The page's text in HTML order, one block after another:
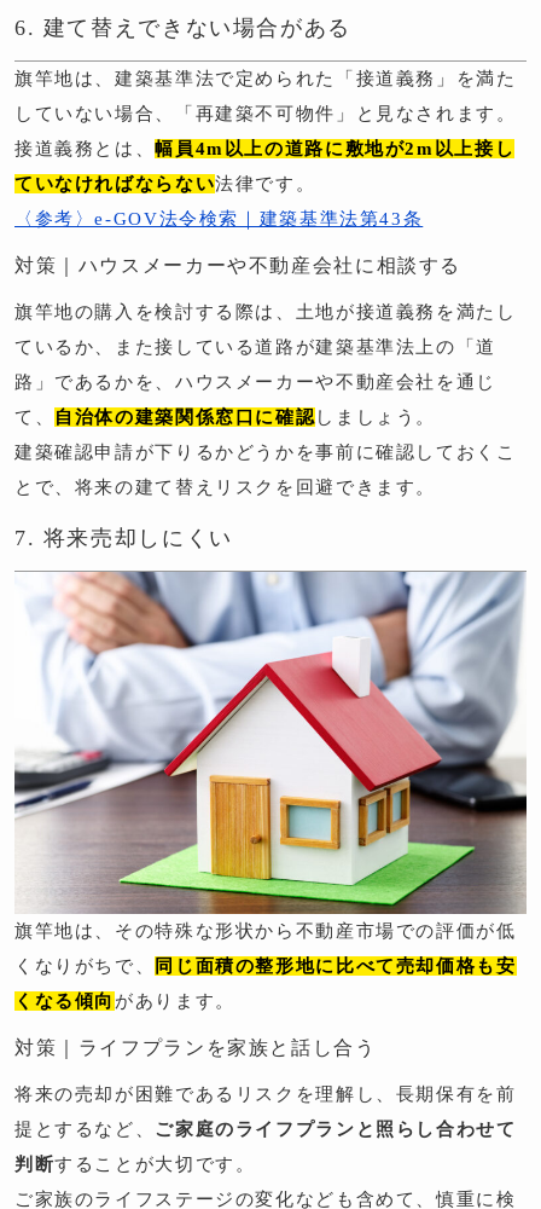
6. 建て替えできない場合がある
旗竿地は、建築基準法で定められた「接道義務」を満た
していない場合、「再建築不可物件」と見なされます。
接道義務とは、幅員4m以上の道路に敷地が2m以上接し
ていなければならない法律です。
〈参考〉e-GOV法令検索｜建築基準法第43条
対策｜ハウスメーカーや不動産会社に相談する
旗竿地の購入を検討する際は、土地が接道義務を満たし
ているか、また接している道路が建築基準法上の「道
路」であるかを、ハウスメーカーや不動産会社を通じ
て、
自治体の建築関係窓口に確認しましょう。
建築確認申請が下りるかどうかを事前に確認しておくこ
とで、将来の建て替えリスクを回避できます。
7. 将来売却しにくい
旗竿地は、その特殊な形状から不動産市場での評価が低
くなりがちで、
同じ面積の整形地に比べて売却価格も安
くなる傾向 があります。
対策｜ライフプランを家族と話し合う
将来の売却が困難であるリスクを理解し、長期保有を前
提とするなど、 ご家庭のライフプランと照らし合わせて
判断することが大切です。
ご家族のライフステージの変化なども含めて、慎重に検